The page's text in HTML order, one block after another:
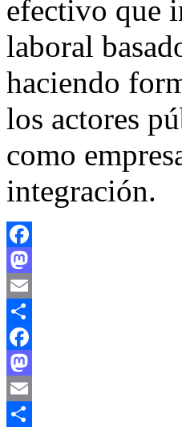
efectivo que
laboral
haciendo
los actores
como
integración.
Facebook
Mastodon
Email
Compartir
Facebook
Mastodon
Email